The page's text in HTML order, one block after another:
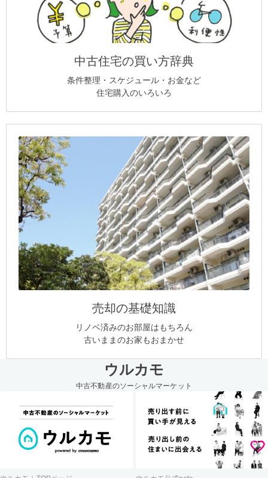
中古住宅の買い方辞典
条件整理・スケジュール・お金など
住宅購入のいろいろ
売却の基礎知識
リノベ済みのお部屋はもちろん
古いままのお家もおまかせ
ウルカモ
中古不動産のソーシャルマーケット